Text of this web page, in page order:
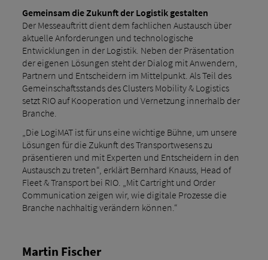
Gemeinsam die Zukunft der Logistik gestalten
Der Messeauftritt dient dem fachlichen Austausch über
aktuelle Anforderungen und technologische
Entwicklungen in der Logistik. Neben der Präsentation
der eigenen Lösungen steht der Dialog mit Anwendern,
Partnern und Entscheidern im Mittelpunkt. Als Teil des
Gemeinschaftsstands des Clusters Mobility & Logistics
setzt RIO auf Kooperation und Vernetzung innerhalb der
Branche.
„Die LogiMAT ist für uns eine wichtige Bühne, um unsere
Lösungen für die Zukunft des Transportwesens zu
präsentieren und mit Experten und Entscheidern in den
Austausch zu treten“, erklärt Bernhard Knauss, Head of
Fleet & Transport bei RIO. „Mit Cartright und Order
Communication zeigen wir, wie digitale Prozesse die
Branche nachhaltig verändern können.“
Martin Fischer